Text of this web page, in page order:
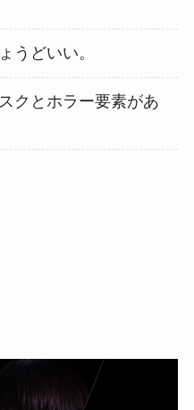
うどいい。
クとホラー要素があ